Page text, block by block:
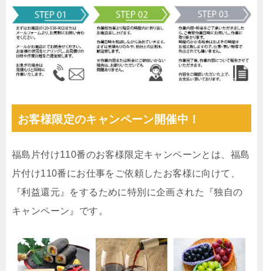
お客様限定のキャンペーン開催中！
福島片付け110番のお客様限定キャンペーンとは、福島
片付け110番にお仕事をご依頼したお客様に向けて、
『利益還元』をするために特別に企画された『独自の
キャンペーン』です。